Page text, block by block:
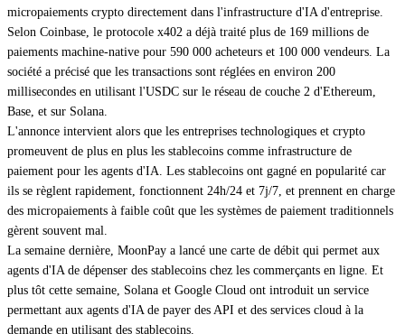
micropaiements crypto directement dans l'infrastructure d'IA d'entreprise.
Selon Coinbase, le protocole x402 a déjà traité plus de 169 millions de
paiements machine-native pour 590 000 acheteurs et 100 000 vendeurs. La
société a précisé que les transactions sont réglées en environ 200
millisecondes en utilisant l'USDC sur le réseau de couche 2 d'Ethereum,
Base, et sur Solana.
L'annonce intervient alors que les entreprises technologiques et crypto
promeuvent de plus en plus les stablecoins comme infrastructure de
paiement pour les agents d'IA. Les stablecoins ont gagné en popularité car
ils se règlent rapidement, fonctionnent 24h/24 et 7j/7, et prennent en charge
des micropaiements à faible coût que les systèmes de paiement traditionnels
gèrent souvent mal.
La semaine dernière, MoonPay a lancé une carte de débit qui permet aux
agents d'IA de dépenser des stablecoins chez les commerçants en ligne. Et
plus tôt cette semaine, Solana et Google Cloud ont introduit un service
permettant aux agents d'IA de payer des API et des services cloud à la
demande en utilisant des stablecoins.